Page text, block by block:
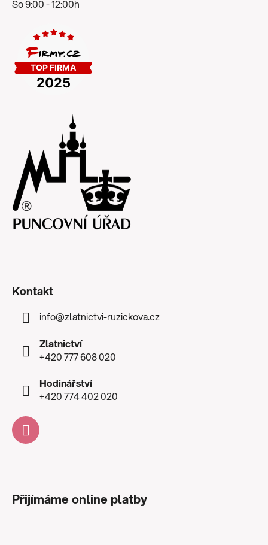
So 9:00 - 12:00h
Kontakt
info@zlatnictvi-ruzickova.cz
Zlatnictví
+420 777 608 020
Hodinářství
+420 774 402 020
Přijímáme online platby